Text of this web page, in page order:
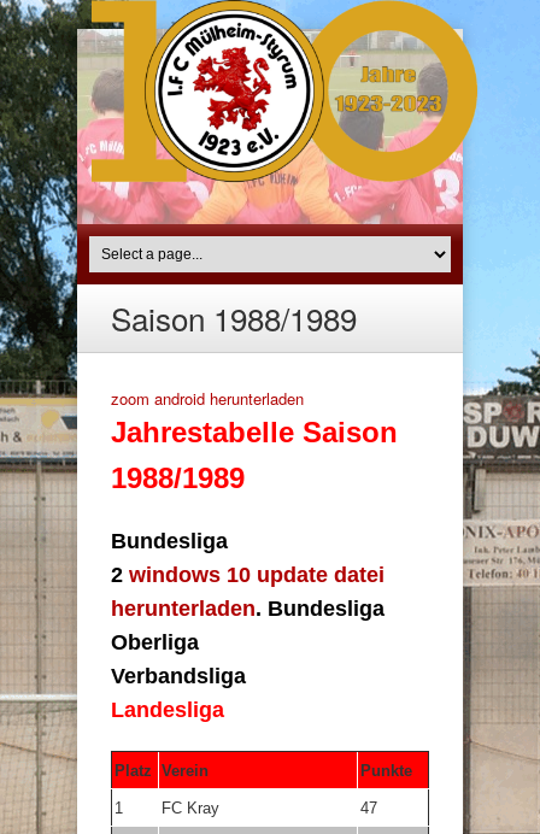
Saison 1988/1989
zoom android herunterladen
Jahrestabelle Saison
1988/1989
Bundesliga
2 windows 10 update datei
herunterladen. Bundesliga
Oberliga
Verbandsliga
Landesliga
Platz Verein Punkte
1 FC Kray 47